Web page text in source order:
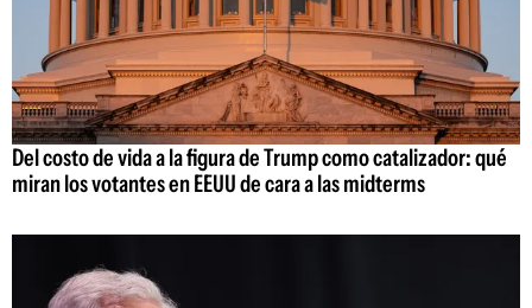
Del costo de vida a la figura de Trump como catalizador: qué
miran los votantes en EEUU de cara a las midterms